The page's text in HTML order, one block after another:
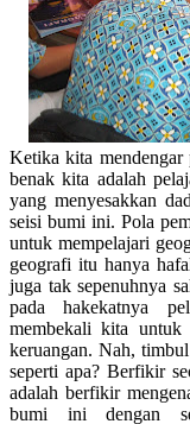
Ketika kita mendengar
benak kita adalah
yang menyesakkan
seisi bumi ini. Pola
untuk mempelajari
geografi itu hanya
juga tak sepenuhnya
pada hakekatnya
membekali kita untuk
keruangan. Nah,
seperti apa? Berfikir
adalah berfikir
bumi ini dengan